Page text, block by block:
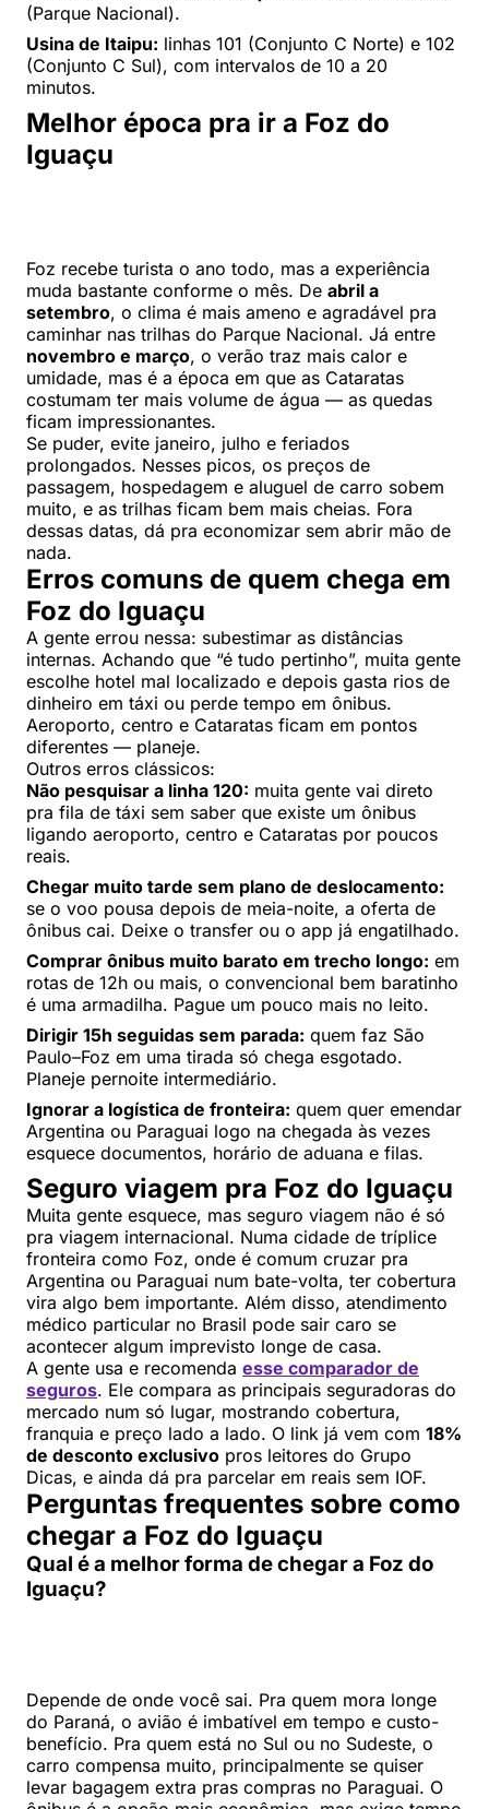
(Parque Nacional).
Usina de Itaipu: linhas 101 (Conjunto C Norte) e 102
(Conjunto C Sul), com intervalos de 10 a 20
minutos.
Melhor época pra ir a Foz do
Iguaçu
Foz recebe turista o ano todo, mas a experiência
muda bastante conforme o mês. De abril a
setembro, o clima é mais ameno e agradável pra
caminhar nas trilhas do Parque Nacional. Já entre
novembro e março, o verão traz mais calor e
umidade, mas é a época em que as Cataratas
costumam ter mais volume de água — as quedas
ficam impressionantes.
Se puder, evite janeiro, julho e feriados
prolongados. Nesses picos, os preços de
passagem, hospedagem e aluguel de carro sobem
muito, e as trilhas ficam bem mais cheias. Fora
dessas datas, dá pra economizar sem abrir mão de
nada.
Erros comuns de quem chega em
Foz do Iguaçu
A gente errou nessa: subestimar as distâncias
internas. Achando que “é tudo pertinho”, muita gente
escolhe hotel mal localizado e depois gasta rios de
dinheiro em táxi ou perde tempo em ônibus.
Aeroporto, centro e Cataratas ficam em pontos
diferentes — planeje.
Outros erros clássicos:
Não pesquisar a linha 120: muita gente vai direto
pra fila de táxi sem saber que existe um ônibus
ligando aeroporto, centro e Cataratas por poucos
reais.
Chegar muito tarde sem plano de deslocamento:
se o voo pousa depois de meia-noite, a oferta de
ônibus cai. Deixe o transfer ou o app já engatilhado.
Comprar ônibus muito barato em trecho longo: em
rotas de 12h ou mais, o convencional bem baratinho
é uma armadilha. Pague um pouco mais no leito.
Dirigir 15h seguidas sem parada: quem faz São
Paulo–Foz em uma tirada só chega esgotado.
Planeje pernoite intermediário.
Ignorar a logística de fronteira: quem quer emendar
Argentina ou Paraguai logo na chegada às vezes
esquece documentos, horário de aduana e filas.
Seguro viagem pra Foz do Iguaçu
Muita gente esquece, mas seguro viagem não é só
pra viagem internacional. Numa cidade de tríplice
fronteira como Foz, onde é comum cruzar pra
Argentina ou Paraguai num bate-volta, ter cobertura
vira algo bem importante. Além disso, atendimento
médico particular no Brasil pode sair caro se
acontecer algum imprevisto longe de casa.
A gente usa e recomenda esse comparador de
seguros. Ele compara as principais seguradoras do
mercado num só lugar, mostrando cobertura,
franquia e preço lado a lado. O link já vem com 18%
de desconto exclusivo pros leitores do Grupo
Dicas, e ainda dá pra parcelar em reais sem IOF.
Perguntas frequentes sobre como
chegar a Foz do Iguaçu
Qual é a melhor forma de chegar a Foz do
Iguaçu?
Depende de onde você sai. Pra quem mora longe
do Paraná, o avião é imbatível em tempo e custo-
benefício. Pra quem está no Sul ou no Sudeste, o
carro compensa muito, principalmente se quiser
levar bagagem extra pras compras no Paraguai. O